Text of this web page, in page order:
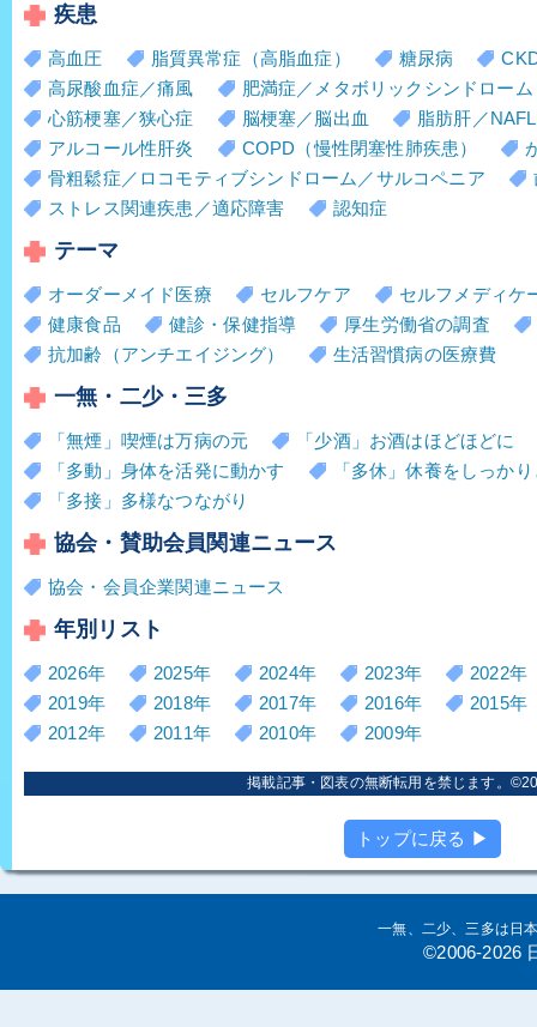
疾患
高血圧 脂質異常症（高脂血症） 糖尿病
高尿酸血症／痛風
肥満症／メタボリックシンドローム
心筋梗塞／狭心症
脳梗塞／脳出血
脂肪肝／
アルコール性肝炎
COPD（慢性閉塞性肺疾患）
骨粗鬆症／ロコモティブシンドローム／サルコペニア
ストレス関連疾患／適応障害
認知症
テーマ
オーダーメイド医療 セルフケア
セルフメディケ
健康食品
健診・保健指導
厚生労働省の調査
抗加齢（アンチエイジング）
生活習慣病の医療費
一無・二少・三多
「無煙」喫煙は万病の元
「少酒」お酒はほどほどに
「多動」身体を活発に動かす
「多休」休養をしっか
「多接」多様なつながり
協会・賛助会員関連ニュース
協会・会員企業関連ニュース
年別リスト
2026年 2025年 2024年 2023年
2022年
2019年
2018年 2017年 2016年
2015年
2012年
2011年 2010年 2009年
掲載記事・図表の無断転用を禁じます。
トップに戻る ▶
一無、二少、三多は日
©2006-2026